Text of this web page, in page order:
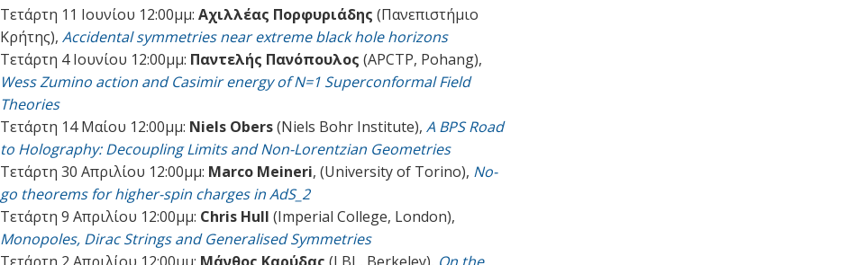
Τετάρτη 11 Ιουνίου 12:00μμ: Αχιλλέας Πορφυριάδης (Πανεπιστήμιο
Κρήτης), Accidental symmetries near extreme black hole horizons
Τετάρτη 4 Ιουνίου 12:00μμ: Παντελής Πανόπουλος (APCTP, Pohang),
Wess Zumino action and Casimir energy of N=1 Superconformal Field
Theories
Τετάρτη 14 Μαίου 12:00μμ: Niels Obers(Niels Bohr Institute), A BPS Road
to Holography: Decoupling Limits and Non-Lorentzian Geometries
Τετάρτη 30 Απριλίου 12:00μμ: Marco Meineri, (University of Torino), No-
go theorems for higher-spin charges in AdS_2
Τετάρτη 9 Απριλίου 12:00μμ: Chris Hull (Imperial College, London),
Monopoles, Dirac Strings and Generalised Symmetries